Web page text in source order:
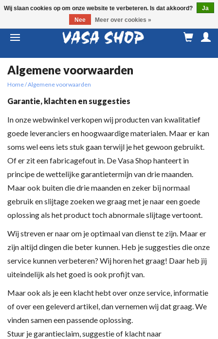
Algemene voorwaarden
Home/Algemene voorwaarden
Garantie, klachten en suggesties
In onze webwinkel verkopen wij producten van kwalitatief
goede leveranciers en hoogwaardige materialen. Maar er kan
soms wel eens iets stuk gaan terwijl je het gewoon gebruikt.
Of er zit een fabricagefout in. De Vasa Shop hanteert in
principe de wettelijke garantietermijn van drie maanden.
Maar ook buiten die drie maanden en zeker bij normaal
gebruik en slijtage zoeken we graag met je naar een goede
oplossing als het product toch abnormale slijtage vertoont.
Wij streven er naar om je optimaal van dienst te zijn. Maar er
zijn altijd dingen die beter kunnen. Heb je suggesties die onze
service kunnen verbeteren? Wij horen het graag! Daar heb jij
uiteindelijk als het goed is ook profijt van.
Maar ook als je een klacht hebt over onze service, informatie
of over een geleverd artikel, dan vernemen wij dat graag. We
vinden samen een passende oplossing.
Stuur je garantieclaim, suggestie of klacht naar
Wij slaan cookies op om onze website te verbeteren. Is dat akkoord?
Ja
Nee
Meer over cookies »